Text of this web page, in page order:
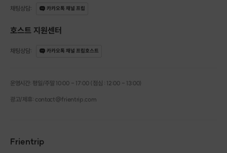
채팅상담: 카카오톡 채널 프립
호스트 지원센터
채팅상담: 카카오톡 채널 프립호스트
운영시간: 평일/주말 10:00 - 17:00 (점심 : 12:00 - 13:00)
광고/제휴: contact@frientrip.com
Frientrip